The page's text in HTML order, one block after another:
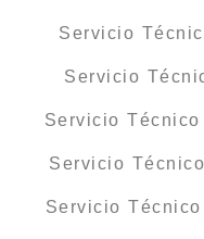
Servicio
Servicio
Servicio
Servicio
Servicio